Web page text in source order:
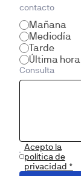
contacto
Mañana
Mediodía
Tarde
Última hora
Consulta
Acepto la
política de
privacidad *